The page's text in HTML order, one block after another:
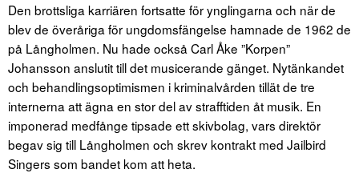
Den brottsliga karriären fortsatte för ynglingarna och när de
blev de överåriga för ungdomsfängelse hamnade de 1962 de
på Långholmen. Nu hade också Carl Åke ”Korpen”
Johansson anslutit till det musicerande gänget. Nytänkandet
och behandlingsoptimismen i kriminalvården tillät de tre
internerna att ägna en stor del av strafftiden åt musik. En
imponerad medfånge tipsade ett skivbolag, vars direktör
begav sig till Långholmen och skrev kontrakt med Jailbird
Singers som bandet kom att heta.